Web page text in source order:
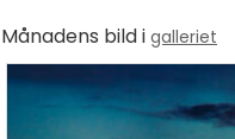
Månadens bild i galleriet